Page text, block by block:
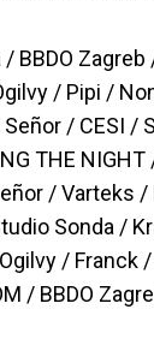
BBDO
/ Pipi /
/ CESI /
THE
/ Varteks /
Sonda /
/ Franck
/ BBDO